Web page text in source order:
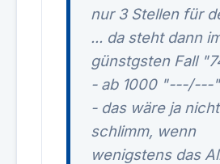
nur 3 Stellen für
... da steht dann
günstgsten Fall
- ab 1000 "---/---"
- das wäre ja
schlimm, wenn
wenigstens das